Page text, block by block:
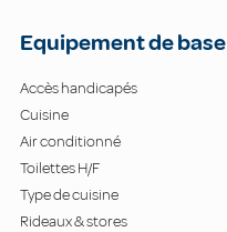
Equipement de base
Accès handicapés
Cuisine
Air conditionné
Toilettes H/F
Type de cuisine
Rideaux & stores